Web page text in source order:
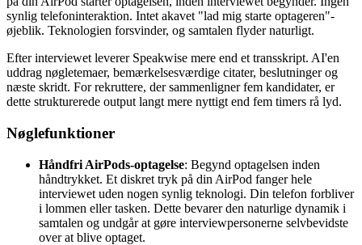
synlig telefoninteraktion. Intet akavet "lad mig starte optageren"-
øjeblik. Teknologien forsvinder, og samtalen flyder naturligt.
Efter interviewet leverer Speakwise mere end et transskript. AI'en
uddrag nøgletemaer, bemærkelsesværdige citater, beslutninger og
næste skridt. For rekruttere, der sammenligner fem kandidater, er
dette strukturerede output langt mere nyttigt end fem timers rå lyd.
Nøglefunktioner
Håndfri AirPods-optagelse: Begynd optagelsen inden
håndtrykket. Et diskret tryk på din AirPod fanger hele
interviewet uden nogen synlig teknologi. Din telefon forbliver
i lommen eller tasken. Dette bevarer den naturlige dynamik i
samtalen og undgår at gøre interviewpersonerne selvbevidste
over at blive optaget.